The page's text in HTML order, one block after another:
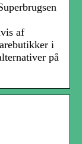
af
i
på